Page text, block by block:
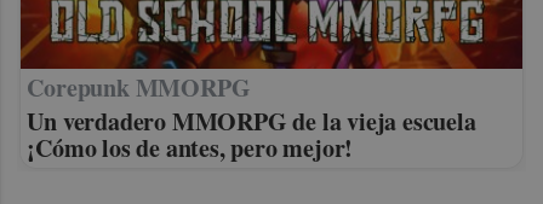
Corepunk MMORPG
Un verdadero MMORPG de la vieja escuela
¡Cómo los de antes, pero mejor!